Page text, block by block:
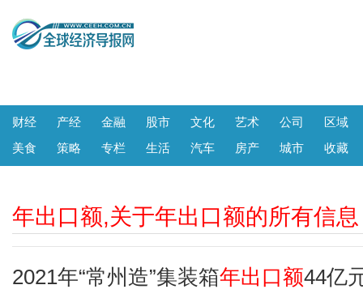
财经 产经 金融 股市 文化 艺术 公司
区域
美食
策略 专栏 生活 汽车 房产 城市 收藏
年出口额,关于年出口额的所有信息
2021年“常州造”集装箱年出口额44亿